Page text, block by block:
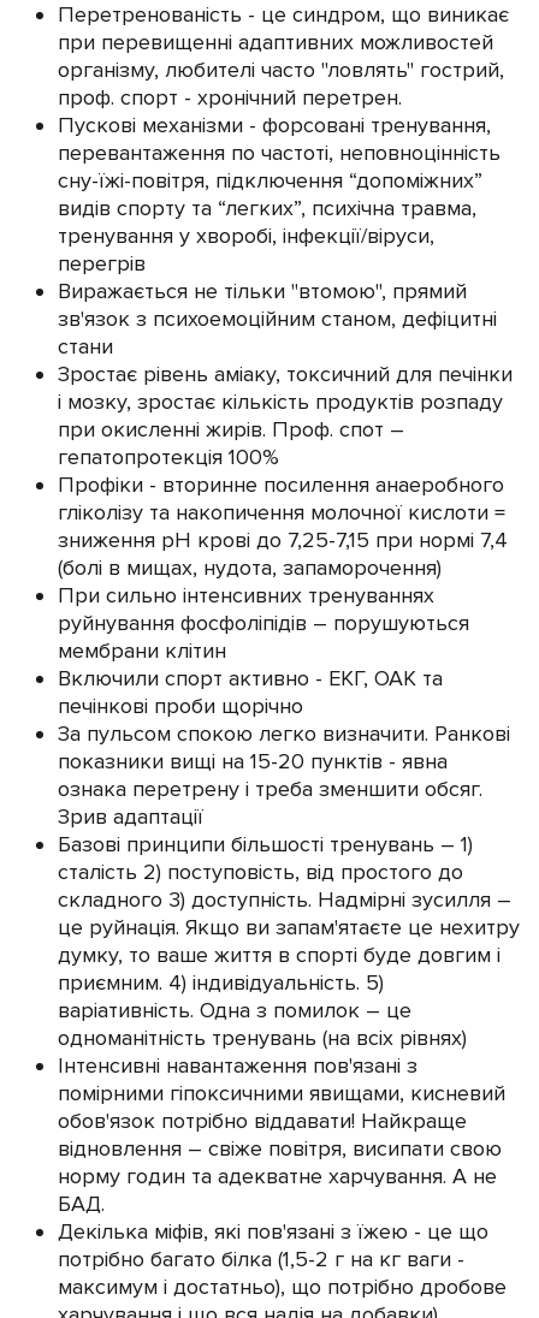
Перетренованість - це синдром, що виникає
при перевищенні адаптивних можливостей
організму, любителі часто "ловлять" гострий,
проф. спорт - хронічний перетрен.
Пускові механізми - форсовані тренування,
перевантаження по частоті, неповноцінність
сну-їжі-повітря, підключення “допоміжних”
видів спорту та “легких”, психічна травма,
тренування у хворобі, інфекції/віруси,
перегрів
Виражається не тільки "втомою", прямий
зв'язок з психоемоційним станом, дефіцитні
стани
Зростає рівень аміаку, токсичний для печінки
і мозку, зростає кількість продуктів розпаду
при окисленні жирів. Проф. спот –
гепатопротекція 100%
Профіки - вторинне посилення анаеробного
гліколізу та накопичення молочної кислоти =
зниження рН крові до 7,25-7,15 при нормі 7,4
(болі в мищах, нудота, запаморочення)
При сильно інтенсивних тренуваннях
руйнування фосфоліпідів – порушуються
мембрани клітин
Включили спорт активно - ЕКГ, ОАК та
печінкові проби щорічно
За пульсом спокою легко визначити. Ранкові
показники вищі на 15-20 пунктів - явна
ознака перетрену і треба зменшити обсяг.
Зрив адаптації
Базові принципи більшості тренувань – 1)
сталість 2) поступовість, від простого до
складного 3) доступність. Надмірні зусилля –
це руйнація. Якщо ви запам'ятаєте це нехитру
думку, то ваше життя в спорті буде довгим і
приємним. 4) індивідуальність. 5)
варіативність. Одна з помилок – це
одноманітність тренувань (на всіх рівнях)
Інтенсивні навантаження пов'язані з
помірними гіпоксичними явищами, кисневий
обов'язок потрібно віддавати! Найкраще
відновлення – свіже повітря, висипати свою
норму годин та адекватне харчування. А не
БАД.
Декілька міфів, які пов'язані з їжею - це що
потрібно багато білка (1,5-2 г на кг ваги -
максимум і достатньо), що потрібно дробове